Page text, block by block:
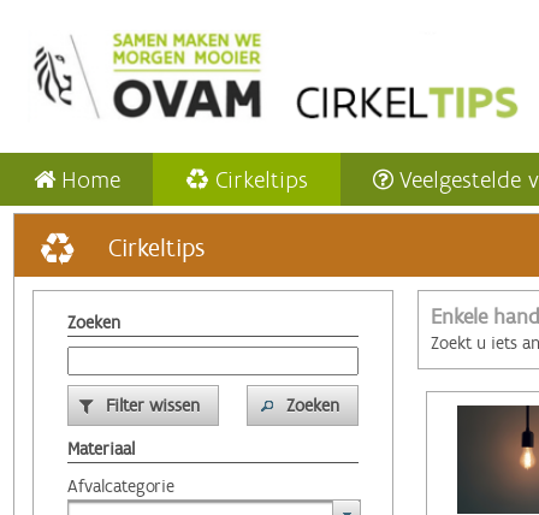
Home Cirkeltips Veelgestelde
Cirkeltips
Zoeken
Filter wissen
Zoeken
Materiaal
Afvalcategorie
Enkele
Zoekt u iets